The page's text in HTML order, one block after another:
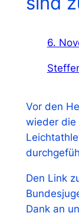
6.
Vor den
wieder die
Den Link
Dank an